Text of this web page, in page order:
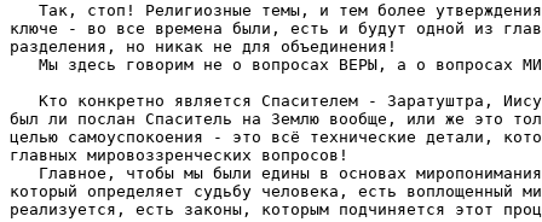
Так, стоп! Религиозные темы, и тем более
ключе - во все времена были, есть и будут одной из
разделения, но никак не для объединения!
Мы здесь говорим не о вопросах ВЕРЫ, а о вопросах
Кто конкретно является Спасителем - Заратуштра,
был ли послан Спаситель на Землю вообще, или же это
целью самоуспокоения - это всё технические детали,
главных мировоззренческих вопросов!
Главное, чтобы мы были едины в основах
который определяет судьбу человека, есть воплощенный
реализуется, есть законы, которым подчиняется этот